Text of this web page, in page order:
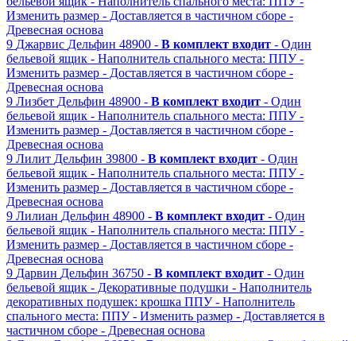
Изменить размер - Доставляется в частичном сборе -
Древесная основа
9 Джарвис Дельфин 48900 - В комплект входит - Один
бельевой ящик - Наполнитель спального места: ППУ -
Изменить размер - Доставляется в частичном сборе -
Древесная основа
9 Лизбет Дельфин 48900 - В комплект входит - Один
бельевой ящик - Наполнитель спального места: ППУ -
Изменить размер - Доставляется в частичном сборе -
Древесная основа
9 Лилит Дельфин 39800 - В комплект входит - Один
бельевой ящик - Наполнитель спального места: ППУ -
Изменить размер - Доставляется в частичном сборе -
Древесная основа
9 Лилиан Дельфин 48900 - В комплект входит - Один
бельевой ящик - Наполнитель спального места: ППУ -
Изменить размер - Доставляется в частичном сборе -
Древесная основа
9 Дарвин Дельфин 36750 - В комплект входит - Один
бельевой ящик - Декоративные подушки - Наполнитель
декоративных подушек: крошка ППУ - Наполнитель
спального места: ППУ - Изменить размер - Доставляется в
частичном сборе - Древесная основа